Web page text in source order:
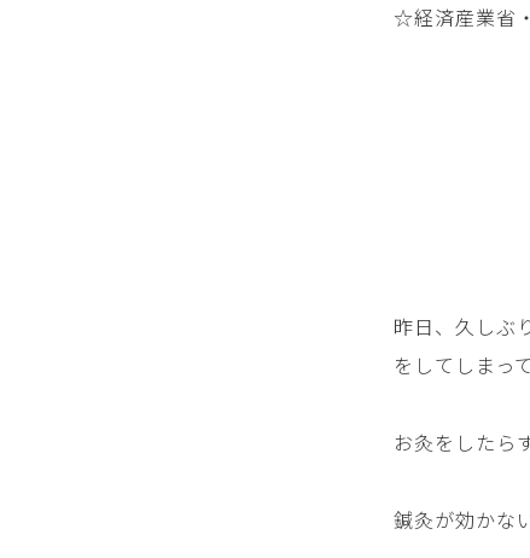
☆経済産業省
昨日、久しぶ
をしてしまっ
お灸をしたら
鍼灸が効かな